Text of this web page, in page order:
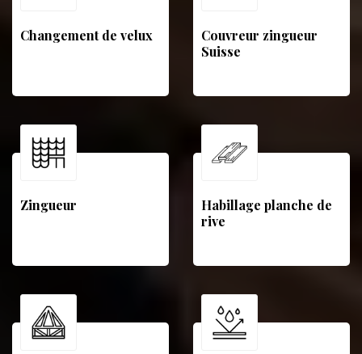
Changement de velux
Couvreur zingueur
Suisse
Zingueur
Habillage planche de
rive